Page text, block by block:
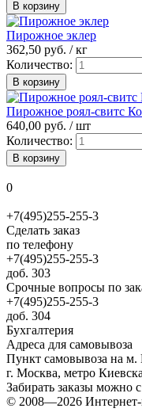
Пирожное эклер
362,50 руб. /кг
Количество:
Пирожное роял-свитс
640,00 руб. /шт
Количество:
0
+7(495)255-255-3
Сделать заказ
по телефону
+7(495)255-255-3
доб. 303
Срочные вопросы по
+7(495)255-255-3
доб. 304
Бухгалтерия
Адреса для самовывоза
Пункт самовывоза на м.
г. Москва, метро
Забирать заказы можно
© 2008—2026